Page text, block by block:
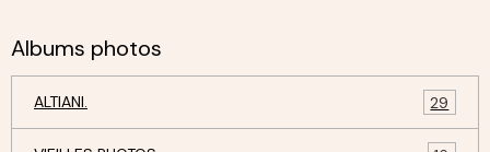
Albums photos
ALTIANI. 29